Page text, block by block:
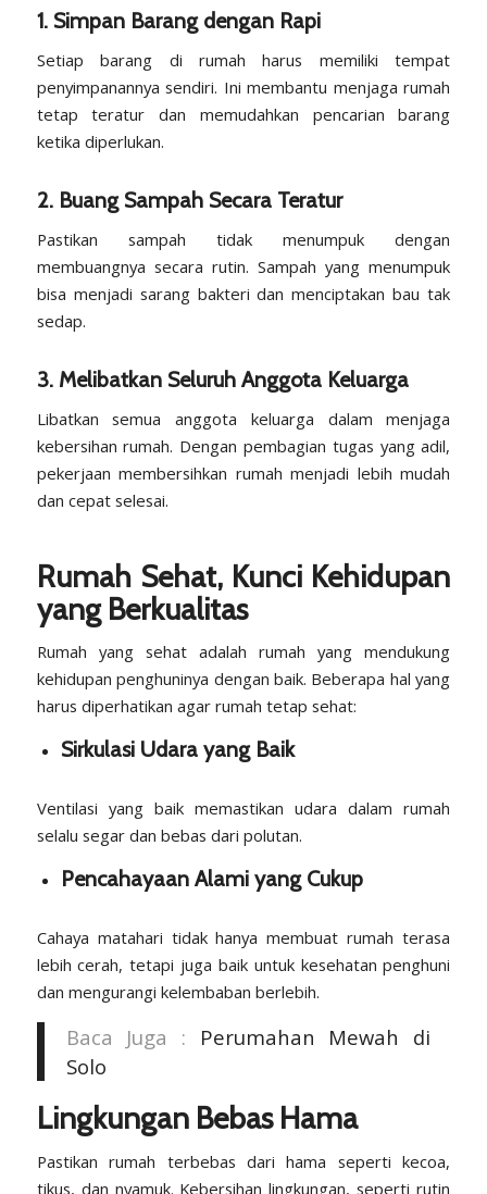
1. Simpan Barang dengan Rapi
Setiap barang di rumah harus memiliki tempat
penyimpanannya sendiri. Ini membantu menjaga rumah
tetap teratur dan memudahkan pencarian barang
ketika diperlukan.
2. Buang Sampah Secara Teratur
Pastikan sampah tidak menumpuk dengan
membuangnya secara rutin. Sampah yang menumpuk
bisa menjadi sarang bakteri dan menciptakan bau tak
sedap.
3. Melibatkan Seluruh Anggota Keluarga
Libatkan semua anggota keluarga dalam menjaga
kebersihan rumah. Dengan pembagian tugas yang adil,
pekerjaan membersihkan rumah menjadi lebih mudah
dan cepat selesai.
Rumah Sehat, Kunci Kehidupan
yang Berkualitas
Rumah yang sehat adalah rumah yang mendukung
kehidupan penghuninya dengan baik. Beberapa hal yang
harus diperhatikan agar rumah tetap sehat:
Sirkulasi Udara yang Baik
Ventilasi yang baik memastikan udara dalam rumah
selalu segar dan bebas dari polutan.
Pencahayaan Alami yang Cukup
Cahaya matahari tidak hanya membuat rumah terasa
lebih cerah, tetapi juga baik untuk kesehatan penghuni
dan mengurangi kelembaban berlebih.
Baca Juga : Perumahan Mewah di
Solo
Lingkungan Bebas Hama
Pastikan rumah terbebas dari hama seperti kecoa,
tikus, dan nyamuk. Kebersihan lingkungan, seperti rutin